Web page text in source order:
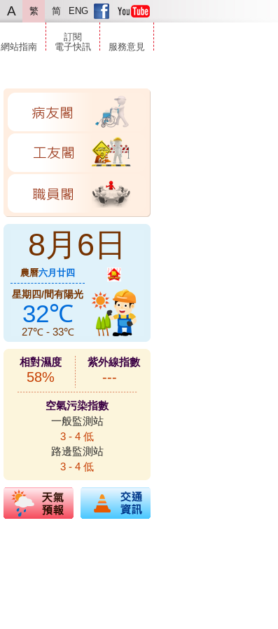
A 繁 简 ENG
網站指南
訂閱
電子快訊
服務意見
8月 6 日
農曆六月廿四
星期四/間有陽光
32℃
27℃ - 33℃
相對濕度
58%
紫外線指數
---
空氣污染指數
一般監測站
3 - 4 低
路邊監測站
3 - 4 低